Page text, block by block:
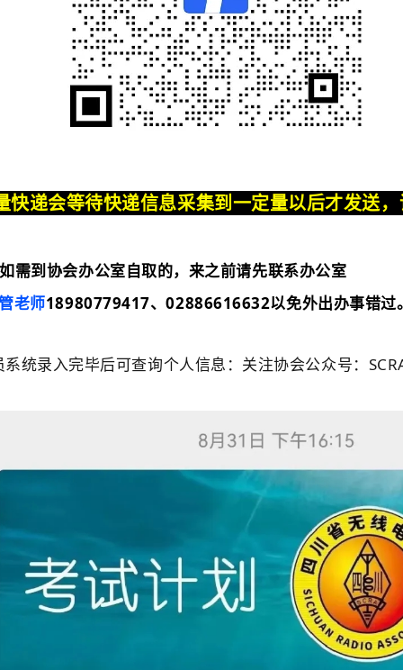
快递会等待快递信息采集到一定量以后才发送
如需到协会办公室自取的，来之前请先联系办公室
师18980779417、02886616632以免外出办事错过
系统录入完毕后可查询个人信息：关注协会公众号：